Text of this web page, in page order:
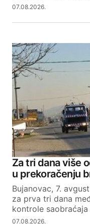
07.08.2026.
Za tri dana više
u prekoračenju
Bujanovac, 7.
za prva tri dana
kontrole
07.08.2026.